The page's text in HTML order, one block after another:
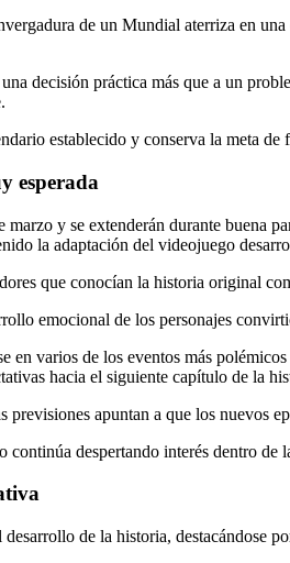
de un Mundial aterriza en
decisión práctica más que a un
establecido y conserva la meta de
esperada
y se extenderán durante buena
la adaptación del videojuego
que conocían la historia original
emocional de los personajes
en varios de los eventos más
hacia el siguiente capítulo de la
apuntan a que los
despertando interés dentro de
de la historia, destacándose